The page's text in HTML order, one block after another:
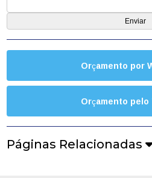
Orçamento por
Orçamento
Páginas Relacionadas